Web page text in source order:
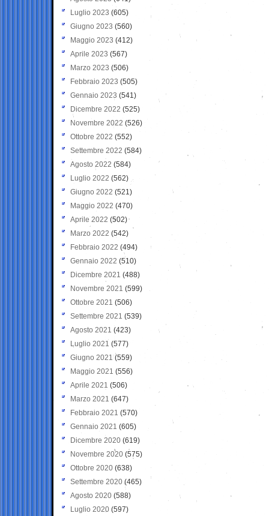
Luglio 2023 (605)
Giugno 2023 (560)
Maggio 2023 (412)
Aprile 2023 (567)
Marzo 2023 (506)
Febbraio 2023 (505)
Gennaio 2023 (541)
Dicembre 2022 (525)
Novembre 2022 (526)
Ottobre 2022 (552)
Settembre 2022 (584)
Agosto 2022 (584)
Luglio 2022 (562)
Giugno 2022 (521)
Maggio 2022 (470)
Aprile 2022 (502)
Marzo 2022 (542)
Febbraio 2022 (494)
Gennaio 2022 (510)
Dicembre 2021 (488)
Novembre 2021 (599)
Ottobre 2021 (506)
Settembre 2021 (539)
Agosto 2021 (423)
Luglio 2021 (577)
Giugno 2021(559)
Maggio 2021 (556)
Aprile 2021 (506)
Marzo 2021 (647)
Febbraio 2021 (570)
Gennaio 2021 (605)
Dicembre 2020 (619)
Novembre 2020 (575)
Ottobre 2020 (638)
Settembre 2020(465)
Agosto 2020 (588)
Luglio 2020 (597)